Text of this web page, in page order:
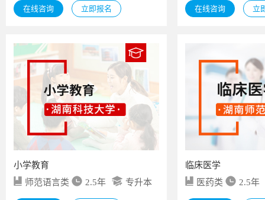
在线咨询 立即报名 在线咨询 立
小学教育
师范语言类
2.5年 专升本
临床医学
医药类
2.5年